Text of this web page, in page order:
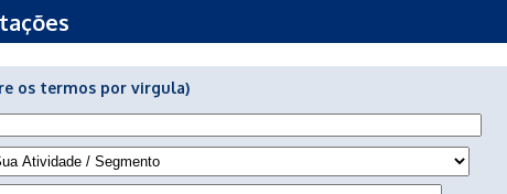
os termos por virgula)